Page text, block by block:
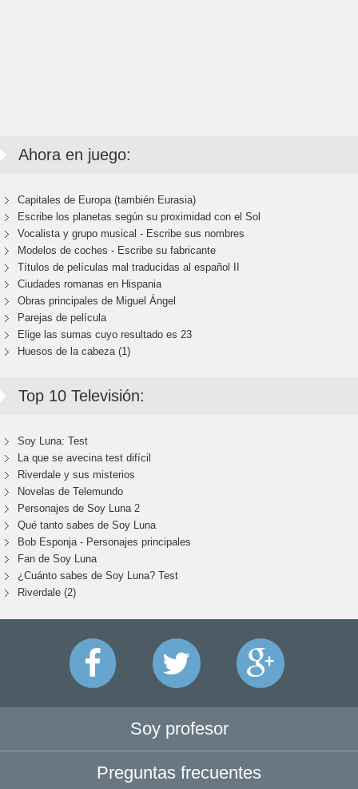
Ahora en juego:
Capitales de Europa (también Eurasia)
Escribe los planetas según su proximidad con el Sol
Vocalista y grupo musical - Escribe sus nombres
Modelos de coches - Escribe su fabricante
Títulos de películas mal traducidas al español II
Ciudades romanas en Hispania
Obras principales de Miguel Ángel
Parejas de película
Elige las sumas cuyo resultado es 23
Huesos de la cabeza (1)
Top 10 Televisión:
Soy Luna: Test
La que se avecina test difícil
Riverdale y sus misterios
Novelas de Telemundo
Personajes de Soy Luna 2
Qué tanto sabes de Soy Luna
Bob Esponja - Personajes principales
Fan de Soy Luna
¿Cuánto sabes de Soy Luna? Test
Riverdale (2)
Soy profesor
Preguntas frecuentes